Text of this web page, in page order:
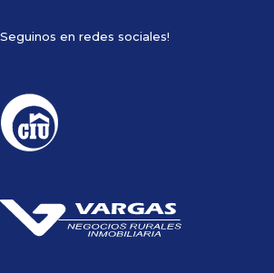
Seguinos en redes sociales!